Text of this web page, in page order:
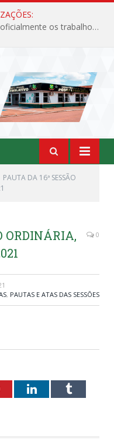
Câmara Municipal de Jacundá abre oficialmente os trabalhos legislativos de 2026
PAUTA DA 16ª SESSÃO
ORDINÁRIA,
0
, PAUTAS E ATAS DAS SESSÕES
LinkedInTumblr